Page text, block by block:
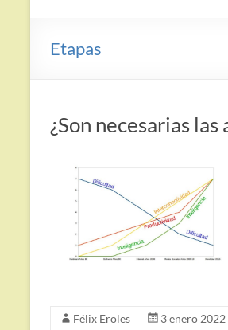
Etapas
¿Son necesarias
Félix Eroles 3 enero 2022